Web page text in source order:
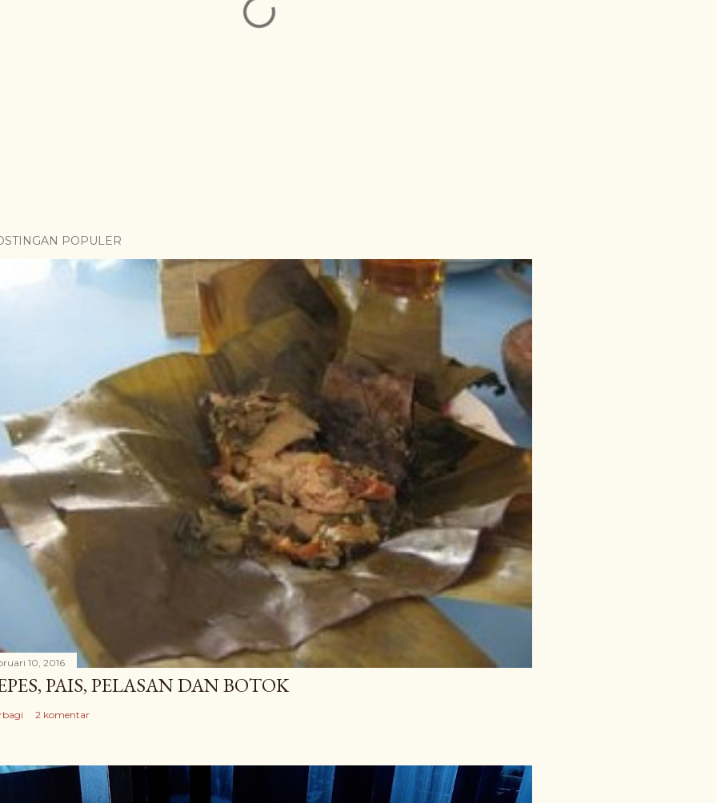
POPULER
10, 2016
PAIS, PELASAN DAN BOTOK
2 komentar